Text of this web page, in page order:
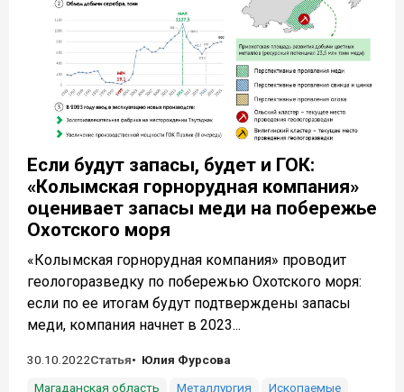
Если будут запасы, будет и ГОК:
«Колымская горнорудная компания»
оценивает запасы меди на побережье
Охотского моря
«Колымская горнорудная компания» проводит
геологоразведку по побережью Охотского моря:
если по ее итогам будут подтверждены запасы
меди, компания начнет в 2023...
30.10.2022Статья
Юлия Фурсова
Магаданская область
Металлургия Ископаемые